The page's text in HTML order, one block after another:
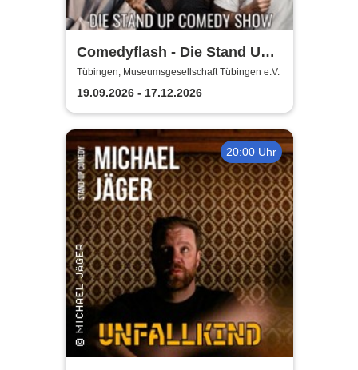
Comedyflash - Die Stand Up
Comedy Show
Tübingen, Museumsgesellschaft Tübingen e.V.
19.09.2026 - 17.12.2026
20:00 Uhr